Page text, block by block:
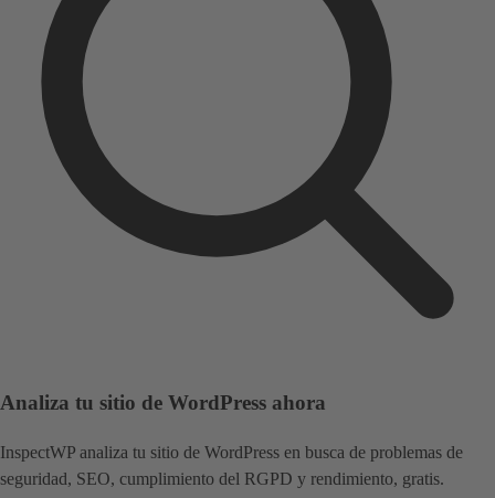
Analiza tu sitio de WordPress ahora
InspectWP analiza tu sitio de WordPress en busca de problemas de
seguridad, SEO, cumplimiento del RGPD y rendimiento, gratis.